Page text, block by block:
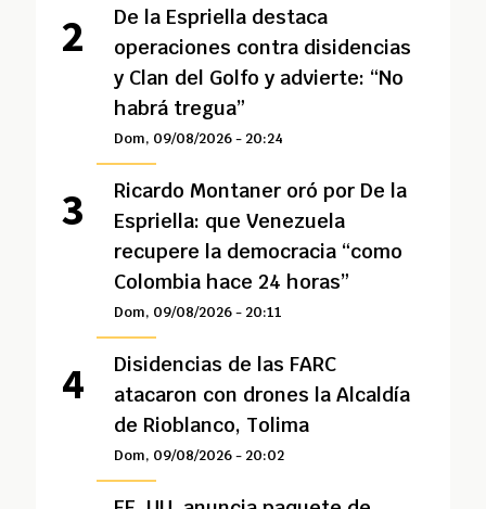
De la Espriella destaca
operaciones contra disidencias
y Clan del Golfo y advierte: “No
habrá tregua”
Dom, 09/08/2026 - 20:24
Ricardo Montaner oró por De la
Espriella: que Venezuela
recupere la democracia “como
Colombia hace 24 horas”
Dom, 09/08/2026 - 20:11
Disidencias de las FARC
atacaron con drones la Alcaldía
de Rioblanco, Tolima
Dom, 09/08/2026 - 20:02